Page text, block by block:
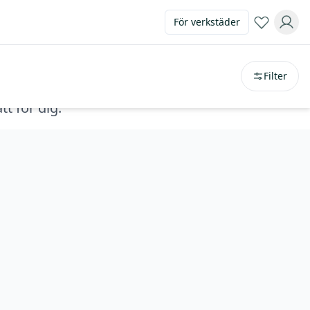
För verkstäder
för dig.
Filter
avstånd